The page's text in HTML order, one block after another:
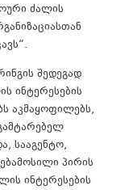
ძალის
შედეგად
ინტერესების
აკმაყოფილებს,
სააგენტო,
პირის
ინტერესების